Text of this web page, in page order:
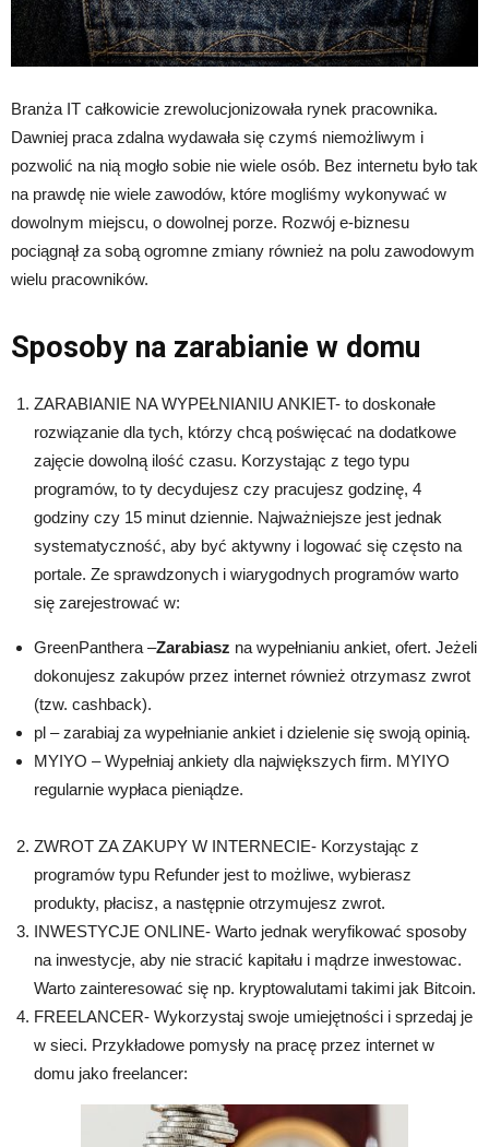
Branża IT całkowicie zrewolucjonizowała rynek pracownika.
Dawniej praca zdalna wydawała się czymś niemożliwym i
pozwolić na nią mogło sobie nie wiele osób. Bez internetu było tak
na prawdę nie wiele zawodów, które mogliśmy wykonywać w
dowolnym miejscu, o dowolnej porze. Rozwój e-biznesu
pociągnął za sobą ogromne zmiany również na polu zawodowym
wielu pracowników.
Sposoby na zarabianie w domu
ZARABIANIE NA WYPEŁNIANIU ANKIET- to doskonałe
rozwiązanie dla tych, którzy chcą poświęcać na dodatkowe
zajęcie dowolną ilość czasu. Korzystając z tego typu
programów, to ty decydujesz czy pracujesz godzinę, 4
godziny czy 15 minut dziennie. Najważniejsze jest jednak
systematyczność, aby być aktywny i logować się często na
portale. Ze sprawdzonych i wiarygodnych programów warto
się zarejestrować w:
GreenPanthera –Zarabiasz na wypełnianiu ankiet, ofert. Jeżeli
dokonujesz zakupów przez internet również otrzymasz zwrot
(tzw. cashback).
pl – zarabiaj za wypełnianie ankiet i dzielenie się swoją opinią.
MYIYO – Wypełniaj ankiety dla największych firm. MYIYO
regularnie wypłaca pieniądze.
ZWROT ZA ZAKUPY W INTERNECIE- Korzystając z
programów typu Refunder jest to możliwe, wybierasz
produkty, płacisz, a następnie otrzymujesz zwrot.
INWESTYCJE ONLINE- Warto jednak weryfikować sposoby
na inwestycje, aby nie stracić kapitału i mądrze inwestowac.
Warto zainteresować się np. kryptowalutami takimi jak Bitcoin.
FREELANCER- Wykorzystaj swoje umiejętności i sprzedaj je
w sieci. Przykładowe pomysły na pracę przez internet w
domu jako freelancer: